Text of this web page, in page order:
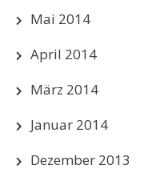
Mai 2014
April 2014
März 2014
Januar 2014
Dezember 2013